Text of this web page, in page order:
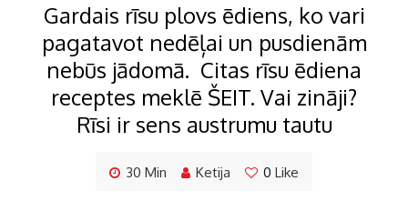
Gardais rīsu plovs ēdiens, ko vari
pagatavot nedēļai un pusdienām
nebūs jādomā. Citas rīsu ēdiena
receptes meklē ŠEIT. Vai zināji?
Rīsi ir sens austrumu tautu
30 Min Ketija 0 Like